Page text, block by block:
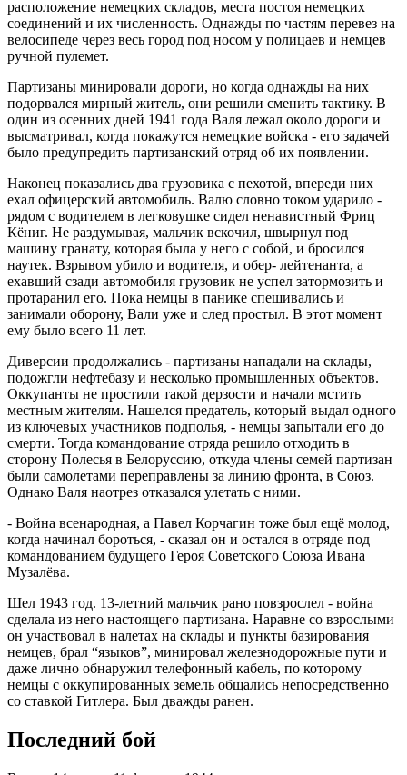
расположение немецких складов, места постоя немецких
соединений и их численность. Однажды по частям перевез на
велосипеде через весь город под носом у полицаев и немцев
ручной пулемет.
Партизаны минировали дороги, но когда однажды на них
подорвался мирный житель, они решили сменить тактику. В
один из осенних дней 1941 года Валя лежал около дороги и
высматривал, когда покажутся немецкие войска - его задачей
было предупредить партизанский отряд об их появлении.
Наконец показались два грузовика с пехотой, впереди них
ехал офицерский автомобиль. Валю словно током ударило -
рядом с водителем в легковушке сидел ненавистный Фриц
Кёниг. Не раздумывая, мальчик вскочил, швырнул под
машину гранату, которая была у него с собой, и бросился
наутек. Взрывом убило и водителя, и обер- лейтенанта, а
ехавший сзади автомобиля грузовик не успел затормозить и
протаранил его. Пока немцы в панике спешивались и
занимали оборону, Вали уже и след простыл. В этот момент
ему было всего 11 лет.
Диверсии продолжались - партизаны нападали на склады,
подожгли нефтебазу и несколько промышленных объектов.
Оккупанты не простили такой дерзости и начали мстить
местным жителям. Нашелся предатель, который выдал одного
из ключевых участников подполья, - немцы запытали его до
смерти. Тогда командование отряда решило отходить в
сторону Полесья в Белоруссию, откуда члены семей партизан
были самолетами переправлены за линию фронта, в Союз.
Однако Валя наотрез отказался улетать с ними.
- Война всенародная, а Павел Корчагин тоже был ещё молод,
когда начинал бороться, - сказал он и остался в отряде под
командованием будущего Героя Советского Союза Ивана
Музалёва.
Шел 1943 год. 13-летний мальчик рано повзрослел - война
сделала из него настоящего партизана. Наравне со взрослыми
он участвовал в налетах на склады и пункты базирования
немцев, брал “языков”, минировал железнодорожные пути и
даже лично обнаружил телефонный кабель, по которому
немцы с оккупированных земель общались непосредственно
со ставкой Гитлера. Был дважды ранен.
Последний бой